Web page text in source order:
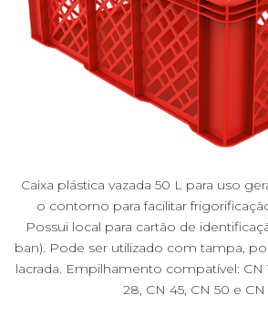
Caixa plástica vazada 50 L para uso
o contorno para facilitar
Possui local para cartão de
ban). Pode ser utilizado com tampa,
lacrada. Empilhamento compatível: CN
28, CN 45, CN 50 e CN